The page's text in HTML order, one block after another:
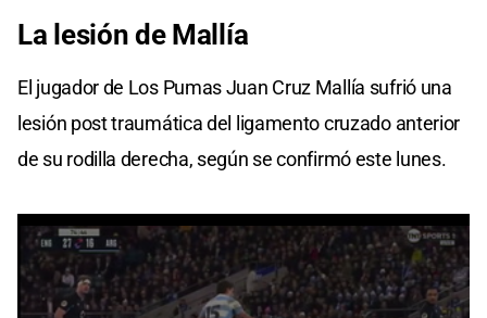
La lesión de Mallía
El jugador de Los Pumas Juan Cruz Mallía sufrió una
lesión post traumática del ligamento cruzado anterior
de su rodilla derecha, según se confirmó este lunes.